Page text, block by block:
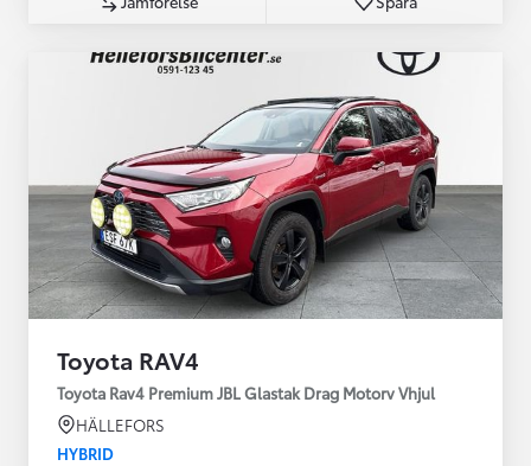
Toyota RAV4
Toyota Rav4 Premium JBL Glastak Drag Motorv Vhjul
HÄLLEFORS
HYBRID